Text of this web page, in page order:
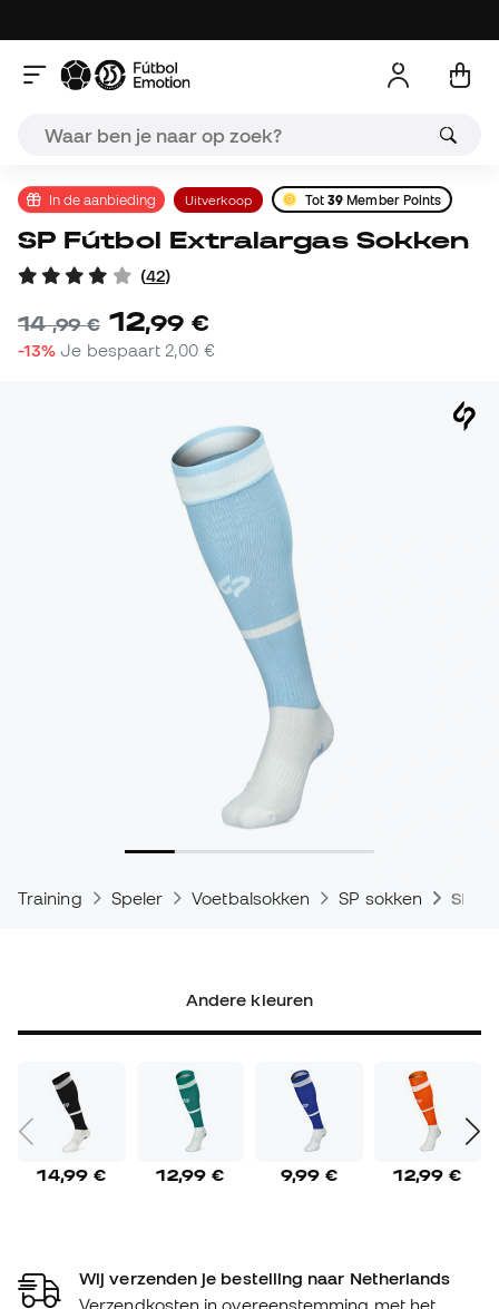
In de aanbieding Uitverkoop Tot39 Member Points
SP Fútbol Extralargas Sokken
(42)
14,99 € 12,99 €
-13% Je bespaart 2,00 €
Training Speler Voetbalsokken SP sokken SP
Andere kleuren
14,99 € 12,99 € 9,99 € 12,99 €
Wij verzenden je bestelling naar Netherlands
Verzendkosten in overeenstemming met het